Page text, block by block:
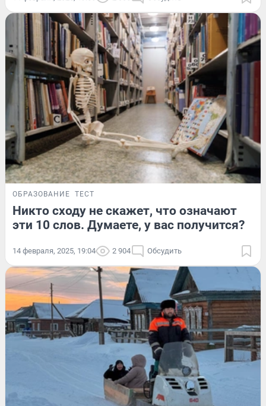
ОБРАЗОВАНИЕ ТЕСТ
Никто сходу не скажет, что означают
эти 10 слов. Думаете, у вас получится?
14 февраля, 2025, 19:04 2 904 Обсудить